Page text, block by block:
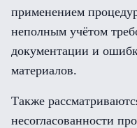
применением
неполным учётом
документации и
материалов.
Также
несогласованности